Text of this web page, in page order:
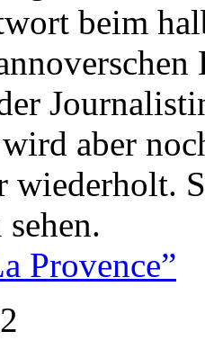
beim
aber
wiederholt.
sehen.
Provence”